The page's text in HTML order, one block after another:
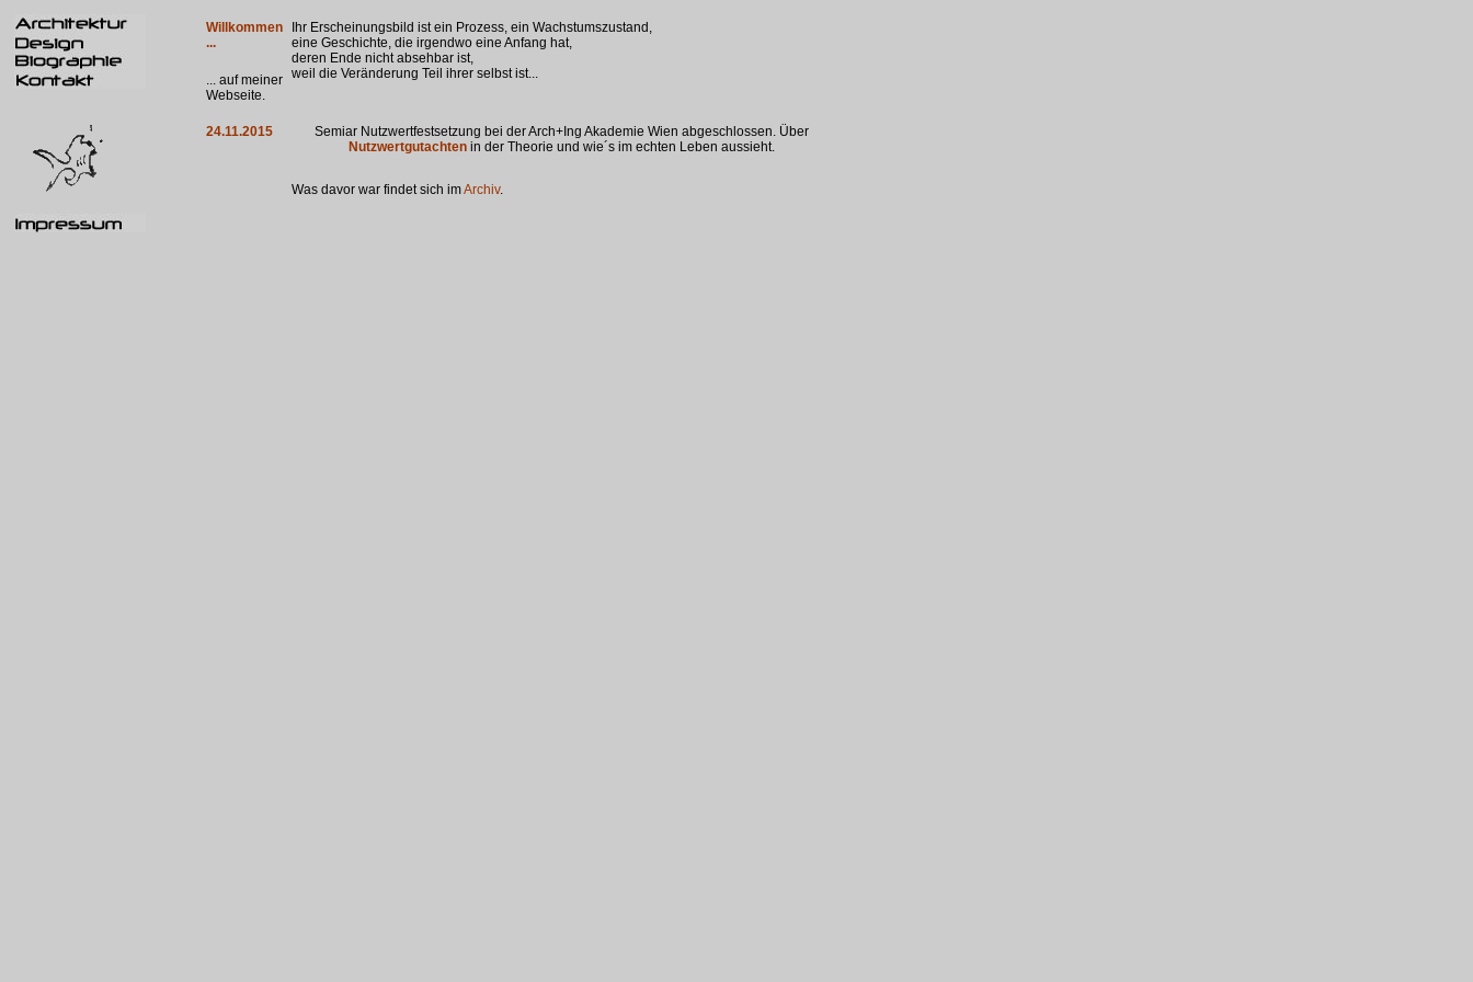
Willkommen
...
... auf meiner
Webseite.
Ihr Erscheinungsbild ist ein Prozess, ein Wachstumszustand,
eine Geschichte, die irgendwo eine Anfang hat,
deren Ende nicht absehbar ist,
weil die Veränderung Teil ihrer selbst ist...
24.11.2015
Semiar Nutzwertfestsetzung bei der Arch+Ing Akademie Wien abgeschlossen. Über
Nutzwertgutachtenin der Theorie und wie´s im echten Leben aussieht.
Was davor war findet sich imArchiv.